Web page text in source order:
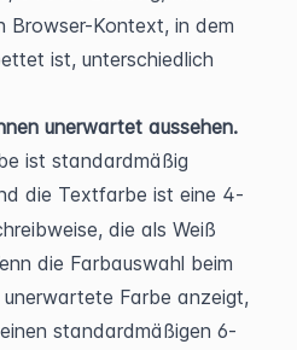
Browser-Kontext, in dem
ist, unterschiedlich
unerwartet aussehen.
ist standardmäßig
die Textfarbe ist eine 4-
die als Weiß
die Farbauswahl beim
Farbe anzeigt,
standardmäßigen 6-